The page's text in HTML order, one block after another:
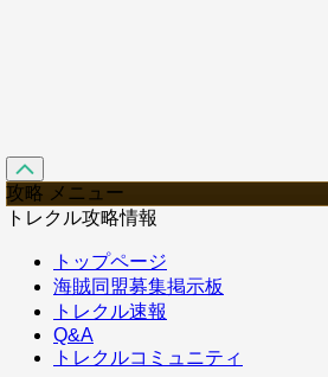
攻略 メニュー
トレクル攻略情報
トップページ
海賊同盟募集掲示板
トレクル速報
Q&A
トレクルコミュニティ